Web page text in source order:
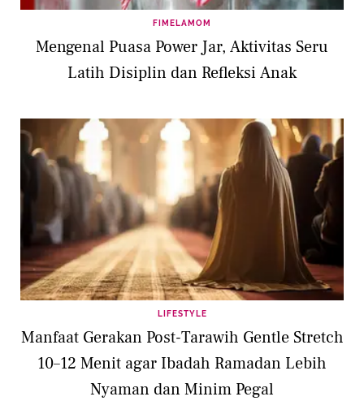
FIMELAMOM
Mengenal Puasa Power Jar, Aktivitas Seru
Latih Disiplin dan Refleksi Anak
LIFESTYLE
Manfaat Gerakan Post-Tarawih Gentle Stretch
10–12 Menit agar Ibadah Ramadan Lebih
Nyaman dan Minim Pegal